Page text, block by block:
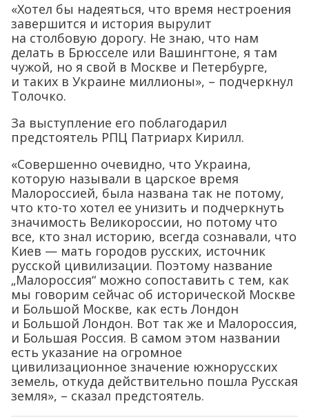
«Хотел бы надеяться, что время нестроения
завершится и история вырулит
на столбовую дорогу. Не знаю, что нам
делать в Брюсселе или Вашингтоне, я там
чужой, но я свой в Москве и Петербурге,
и таких в Украине миллионы», – подчеркнул
Толочко.
За выступление его поблагодарил
предстоятель РПЦ Патриарх Кирилл.
«Совершенно очевидно, что Украина,
которую называли в царское время
Малороссией, была названа так не потому,
что кто-то хотел ее унизить и подчеркнуть
значимость Великороссии, но потому что
все, кто знал историю, всегда сознавали, что
Киев — мать городов русских, источник
русской цивилизации. Поэтому название
„Малороссия“ можно сопоставить с тем, как
мы говорим сейчас об исторической Москве
и Большой Москве, как есть Лондон
и Большой Лондон. Вот так же и Малороссия,
и Большая Россия. В самом этом названии
есть указание на огромное
цивилизационное значение южнорусских
земель, откуда действительно пошла Русская
земля», – сказал предстоятель.